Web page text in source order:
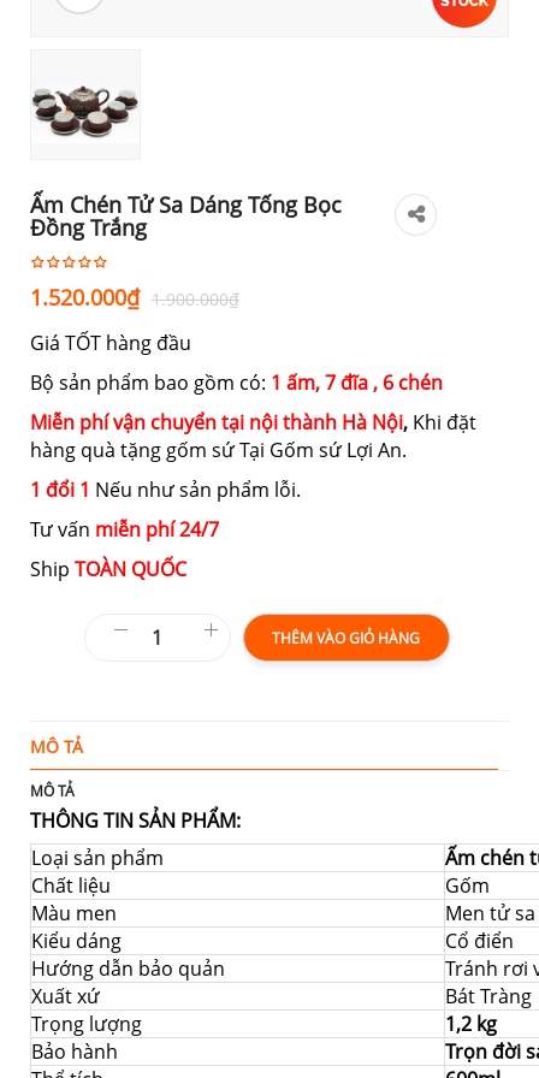
Ấm Chén Tử Sa Dáng Tống Bọc
Đồng Trắng
1.900.000₫Giá
1.900.000₫.
1.520.000₫
Giá
là:
1.520.000₫.
Giá TỐT hàng đầu
Bộ sản phẩm bao gồm có: 1 ấm, 7 đĩa , 6 chén
Miễn phí vận chuyển tại nội thành Hà Nội, Khi đặt
hàng quà tặng gốm sứ Tại Gốm sứ Lợi An.
1 đổi 1 Nếu như sản phẩm lỗi.
Tư vấn miễn phí 24/7
Ship TOÀN QUỐC
THÊM VÀO GIỎ HÀNG
MÔ TẢ
MÔ TẢ
THÔNG TIN SẢN PHẨM:
Loại sản phẩm
Ấm chén
Chất liệu
Gốm
Màu men
Men tử sa
Kiểu dáng
Cổ điển
Hướng dẫn bảo quản
Tránh rơi
Xuất xứ
Bát Tràng
Trọng lượng
1,2 kg
Bảo hành
Trọn đời